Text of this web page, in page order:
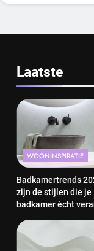
6
7
8
Laatste
WOONINSPIRATIE
Badkamertrends
zijn de stijlen die je
badkamer écht